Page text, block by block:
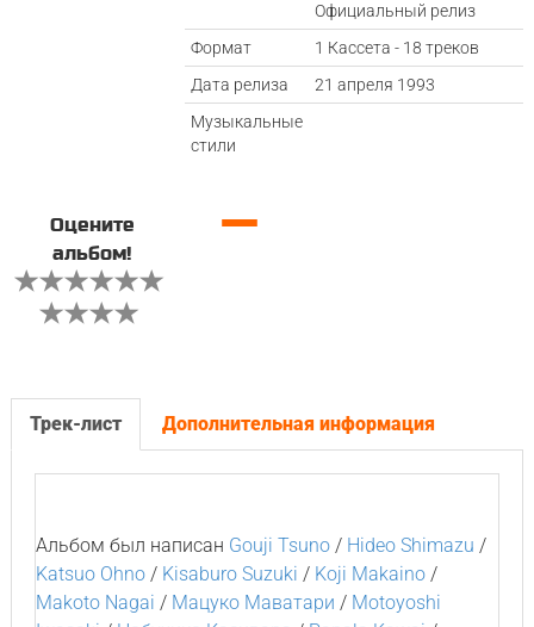
Официальный релиз
Формат
1 Кассета - 18 треков
Дата релиза
21 апреля 1993
Музыкальные
стили
Оцените
альбом!
—
Трек-лист Дополнительная информация
Альбом был написан Gouji Tsuno/ Hideo Shimazu /
Katsuo Ohno/ Kisaburo Suzuki / Koji Makaino/
Makoto Nagai / Мацуко Маватари / Motoyoshi